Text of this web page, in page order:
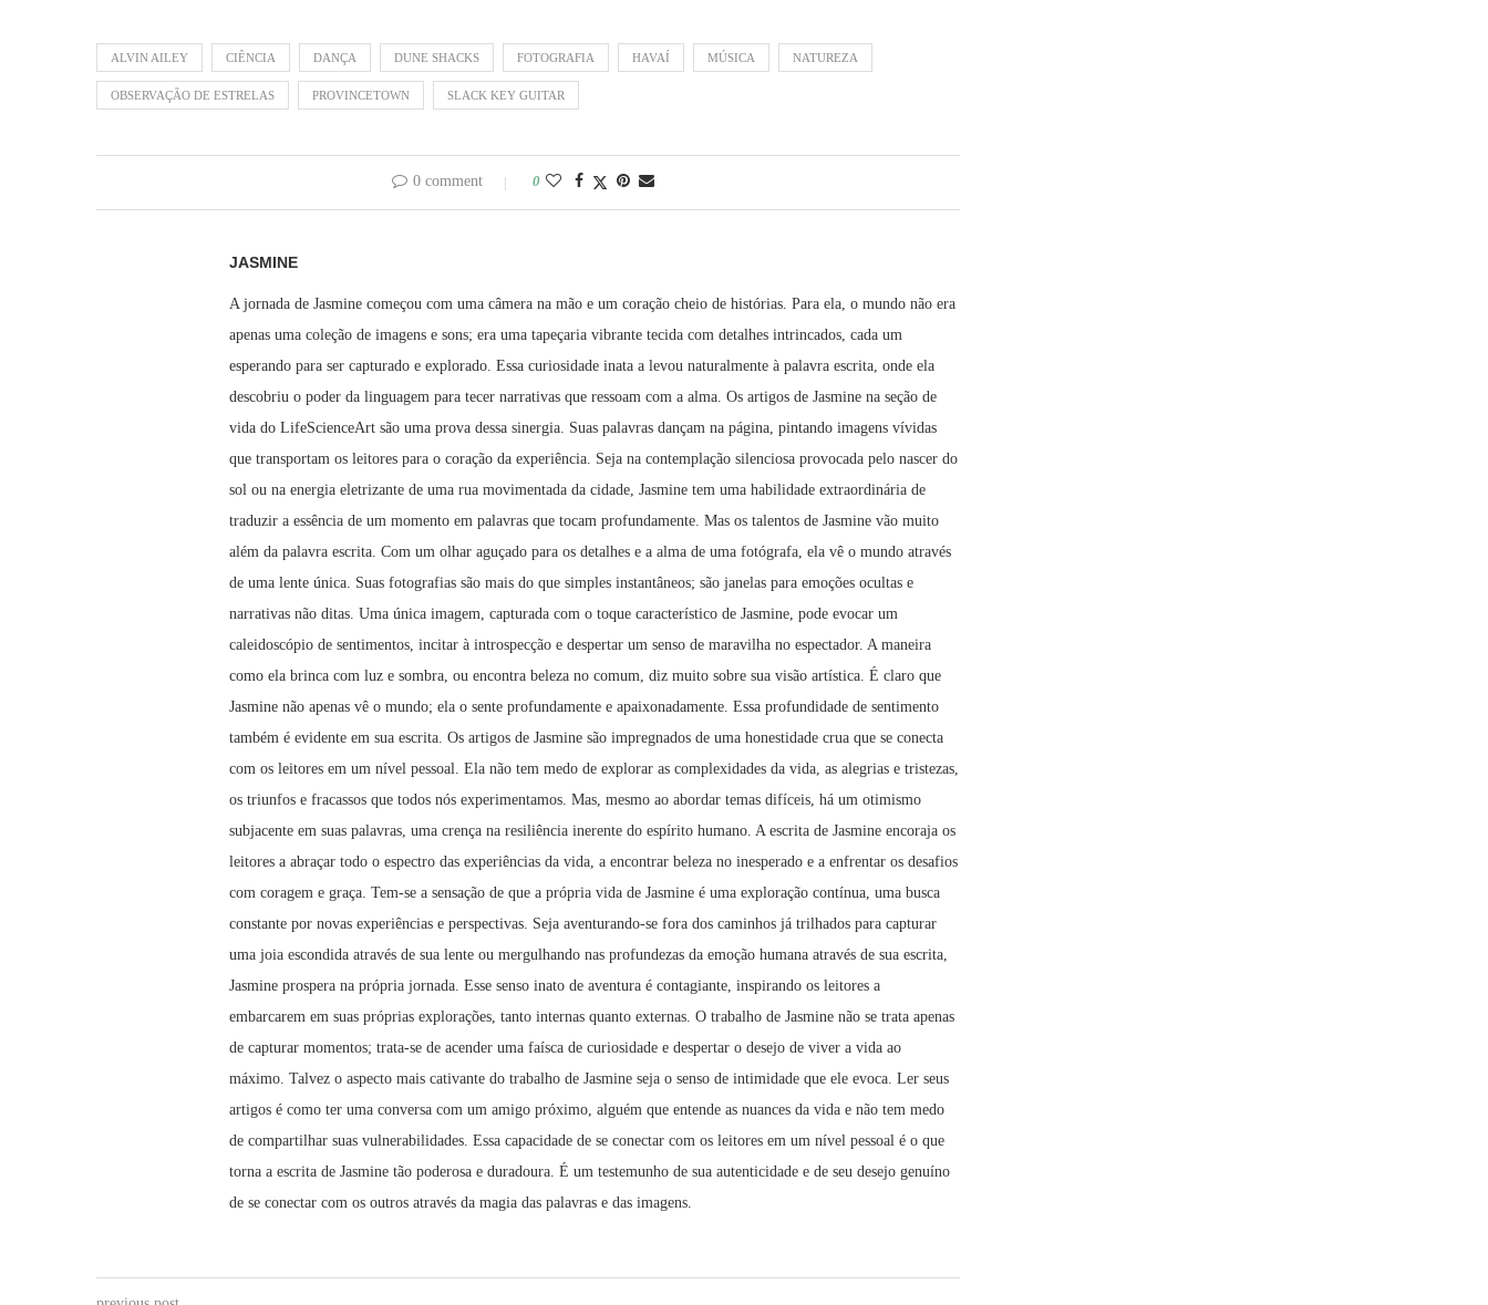
ALVIN AILEY CIÊNCIA DANÇA DUNE SHACKS FOTOGRAFIA HAVAÍ MÚSICA NATUREZA
OBSERVAÇÃO DE ESTRELAS PROVINCETOWN SLACK KEY GUITAR
0 comment 0
JASMINE
A jornada de Jasmine começou com uma câmera na mão e um coração cheio de histórias. Para ela, o mundo não era
apenas uma coleção de imagens e sons; era uma tapeçaria vibrante tecida com detalhes intrincados, cada um
esperando para ser capturado e explorado. Essa curiosidade inata a levou naturalmente à palavra escrita, onde ela
descobriu o poder da linguagem para tecer narrativas que ressoam com a alma. Os artigos de Jasmine na seção de
vida do LifeScienceArt são uma prova dessa sinergia. Suas palavras dançam na página, pintando imagens vívidas
que transportam os leitores para o coração da experiência. Seja na contemplação silenciosa provocada pelo nascer do
sol ou na energia eletrizante de uma rua movimentada da cidade, Jasmine tem uma habilidade extraordinária de
traduzir a essência de um momento em palavras que tocam profundamente. Mas os talentos de Jasmine vão muito
além da palavra escrita. Com um olhar aguçado para os detalhes e a alma de uma fotógrafa, ela vê o mundo através
de uma lente única. Suas fotografias são mais do que simples instantâneos; são janelas para emoções ocultas e
narrativas não ditas. Uma única imagem, capturada com o toque característico de Jasmine, pode evocar um
caleidoscópio de sentimentos, incitar à introspecção e despertar um senso de maravilha no espectador. A maneira
como ela brinca com luz e sombra, ou encontra beleza no comum, diz muito sobre sua visão artística. É claro que
Jasmine não apenas vê o mundo; ela o sente profundamente e apaixonadamente. Essa profundidade de sentimento
também é evidente em sua escrita. Os artigos de Jasmine são impregnados de uma honestidade crua que se conecta
com os leitores em um nível pessoal. Ela não tem medo de explorar as complexidades da vida, as alegrias e tristezas,
os triunfos e fracassos que todos nós experimentamos. Mas, mesmo ao abordar temas difíceis, há um otimismo
subjacente em suas palavras, uma crença na resiliência inerente do espírito humano. A escrita de Jasmine encoraja os
leitores a abraçar todo o espectro das experiências da vida, a encontrar beleza no inesperado e a enfrentar os desafios
com coragem e graça. Tem-se a sensação de que a própria vida de Jasmine é uma exploração contínua, uma busca
constante por novas experiências e perspectivas. Seja aventurando-se fora dos caminhos já trilhados para capturar
uma joia escondida através de sua lente ou mergulhando nas profundezas da emoção humana através de sua escrita,
Jasmine prospera na própria jornada. Esse senso inato de aventura é contagiante, inspirando os leitores a
embarcarem em suas próprias explorações, tanto internas quanto externas. O trabalho de Jasmine não se trata apenas
de capturar momentos; trata-se de acender uma faísca de curiosidade e despertar o desejo de viver a vida ao
máximo. Talvez o aspecto mais cativante do trabalho de Jasmine seja o senso de intimidade que ele evoca. Ler seus
artigos é como ter uma conversa com um amigo próximo, alguém que entende as nuances da vida e não tem medo
de compartilhar suas vulnerabilidades. Essa capacidade de se conectar com os leitores em um nível pessoal é o que
torna a escrita de Jasmine tão poderosa e duradoura. É um testemunho de sua autenticidade e de seu desejo genuíno
de se conectar com os outros através da magia das palavras e das imagens.